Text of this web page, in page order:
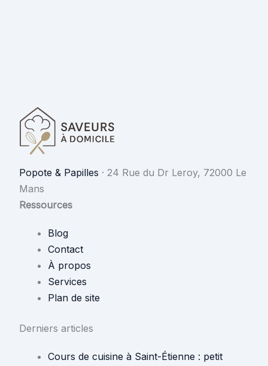
Popote & Papilles · 24 Rue du Dr Leroy, 72000 Le
Mans
Ressources
Blog
Contact
À propos
Services
Plan de site
Derniers articles
Cours de cuisine à Saint-Étienne : petit